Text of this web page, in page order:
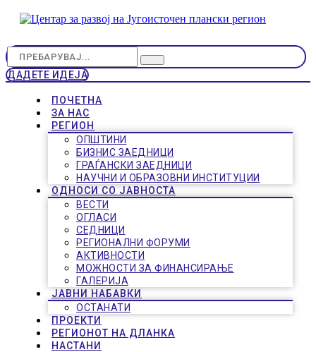
ДАДЕТЕ ИДЕЈА
ПОЧЕТНА
ЗА НАС
РЕГИОН
ОПШТИНИ
БИЗНИС ЗАЕДНИЦИ
ГРАЃАНСКИ ЗАЕДНИЦИ
НАУЧНИ И ОБРАЗОВНИ ИНСТИТУЦИИ
ОДНОСИ СО ЈАВНОСТА
ВЕСТИ
ОГЛАСИ
СЕДНИЦИ
РЕГИОНАЛНИ ФОРУМИ
АКТИВНОСТИ
МОЖНОСТИ ЗА ФИНАНСИРАЊЕ
ГАЛЕРИЈА
ЈАВНИ НАБАВКИ
ОСТАНАТИ
ПРОЕКТИ
РЕГИОНОТ НА ДЛАНКА
НАСТАНИ